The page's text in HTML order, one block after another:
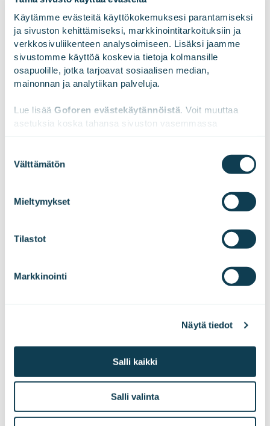
Käytämme evästeitä käyttökokemuksesi parantamiseksi
ja sivuston kehittämiseksi, markkinointitarkoituksiin ja
verkkosivuliikenteen analysoimiseen. Lisäksi jaamme
sivustomme käyttöä koskevia tietoja kolmansille
osapuolille, jotka tarjoavat sosiaalisen median,
mainonnan ja analytiikan palveluja.
Lue lisää Goforen evästekäytännöistä. Voit muuttaa
asetuksia koska tahansa sivuston vasemmassa
valinta
Välttämätön
Mieltymykset
Tilastot
Markkinointi
Näytä tiedot
Salli kaikki
Salli valinta
JAA LinkedInissä
X:ssäFacebookissa
Tilaa tiedotteemme!
Tilaa pörssitiedotteet ja lehdistötiedotteet
suoraan sähköpostiisi!